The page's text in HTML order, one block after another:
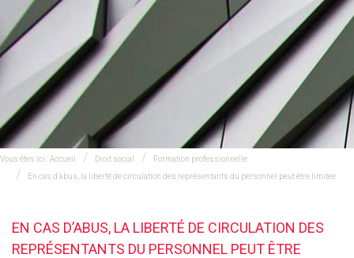
Vous êtes ici :Accueil Droit social
Formation professionnelle
En cas d’abus, la liberté de circulation des représentants du personnel peut être limitée
EN CAS D’ABUS, LA LIBERTÉ DE CIRCULATION DES
REPRÉSENTANTS DU PERSONNEL PEUT ÊTRE